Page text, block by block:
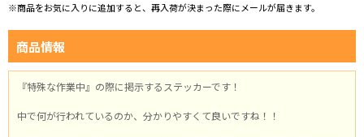
※商品をお気に入りに追加すると、再入荷が決まった際にメールが届きます。
商品情報
『特殊な作業中』の際に掲示するステッカーです！
中で何が行われているのか、分かりやすくて良いですね！！